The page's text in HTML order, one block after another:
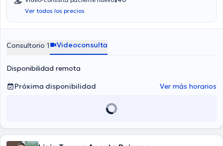
Ver todos los precios
Consultorio 1 Videoconsulta
Disponibilidad remota
Próxima disponibilidad
Ver más horarios